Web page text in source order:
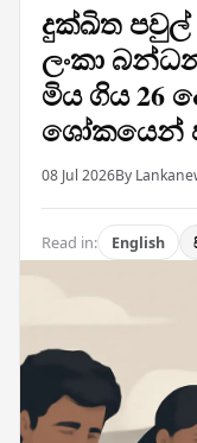
දුක්ඛිත පවුල්
ලංකා
මිය ගිය 26
ශෝකයෙන්
08 Jul 2026By
Read in: English